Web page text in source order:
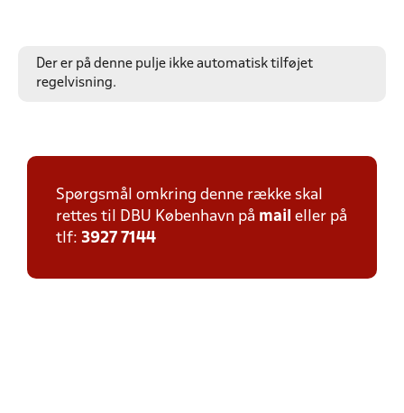
Der er på denne pulje ikke automatisk tilføjet
regelvisning.
Spørgsmål omkring denne række skal
rettes til DBU København på mail eller på
tlf: 3927 7144